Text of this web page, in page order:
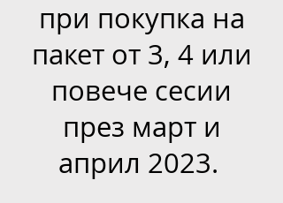
при покупка на
пакет от 3, 4 или
повече сесии
през март и
април 2023.